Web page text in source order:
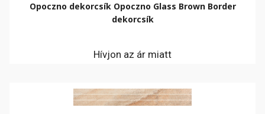
Opoczno dekorcsík Opoczno Glass Brown Border
dekorcsík
Hívjon az ár miatt